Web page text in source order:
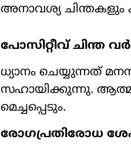
അനാവശ്യ
പോസിറ്റീവ് ചിന്ത
ധ്യാനം ചെയ്യുന്നത്
സഹായിക്കുന്നു.
മെച്ചപ്പെടും.
രോഗപ്രതിരോധ